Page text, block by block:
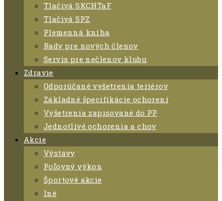
Tlačivá SKCHTaF
Tlačivá SPZ
Plemenná kniha
Rady pre nových členov
Servis pre nečlenov klubu
Zdravie
Odporúčané vyšetrenia teriérov
Základné špecifikácie ochorení
Vyšetrenia zapisované do PP
Jednotlivé ochorenia a chov
Akcie
Výstavy
Poľovný výkon
Športové akcie
Iné